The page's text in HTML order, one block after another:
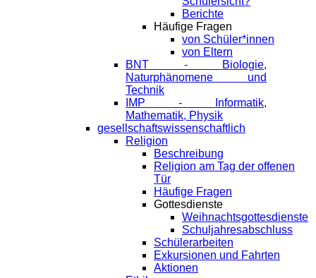
Berichte
Häufige Fragen
von Schüler*innen
von Eltern
BNT - Biologie,
Naturphänomene und
Technik
IMP - Informatik,
Mathematik, Physik
gesellschaftswissenschaftlich
Religion
Beschreibung
Religion am Tag der offenen
Tür
Häufige Fragen
Gottesdienste
Weihnachtsgottesdienste
Schuljahresabschluss
Schülerarbeiten
Exkursionen und Fahrten
Aktionen